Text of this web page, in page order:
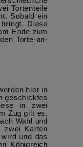
Tortenteile
Sobald ein
Diese
Ende zum
Torte-an-
hier in
geschicktes
in zwei
Zug gilt es,
Wahl und
zwei Karten
und das
Königreich